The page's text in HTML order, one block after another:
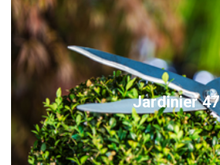
Jardinier 47